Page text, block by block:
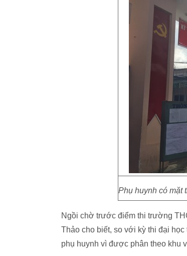
Phụ huynh có mặt
Ngồi chờ trước điểm thi trường
Thảo cho biết, so với kỳ thi đại
phụ huynh vì được phân theo khu